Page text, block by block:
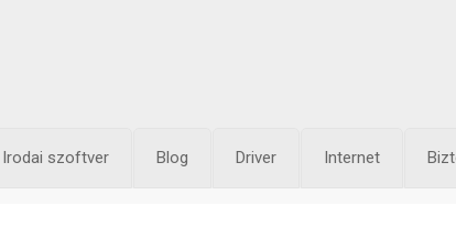
Irodai szoftver Blog Driver Internet